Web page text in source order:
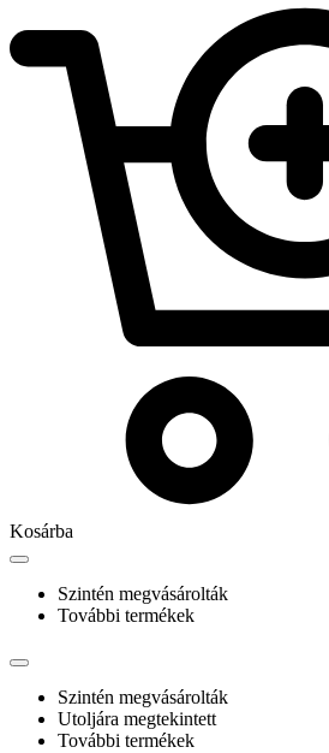
Kosárba
Szintén megvásárolták
További termékek
Szintén megvásárolták
Utoljára megtekintett
További termékek